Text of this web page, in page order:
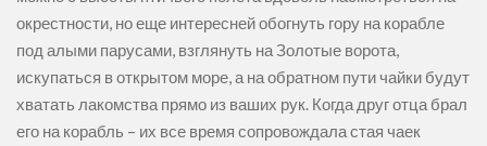
окрестности, но еще интересней обогнуть гору на корабле
под алыми парусами, взглянуть на Золотые ворота,
искупаться в открытом море, а на обратном пути чайки будут
хватать лакомства прямо из ваших рук. Когда друг отца брал
его на корабль – их все время сопровождала стая чаек